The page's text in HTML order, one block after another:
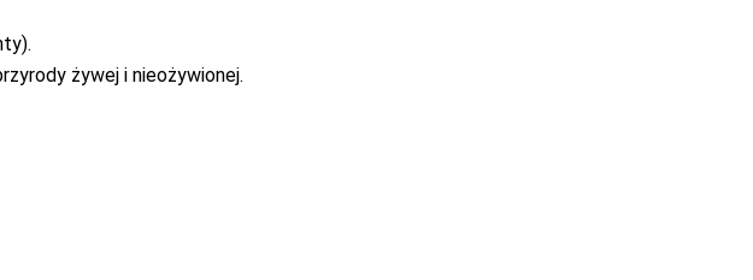
żywej i nieożywionej.